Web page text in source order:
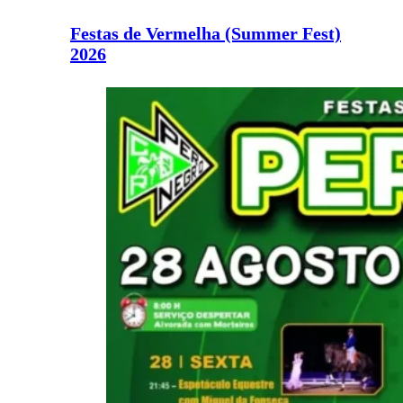
Festas de Vermelha (Summer Fest)
2026